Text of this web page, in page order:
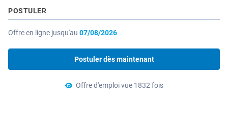
POSTULER
Offre en ligne jusqu'au 07/08/2026
Postuler dès maintenant
Offre d'emploi vue 1832 fois